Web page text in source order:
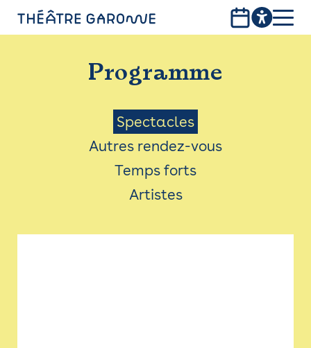
PROGRAMME
INFOS PRATIQUES
AVEC LES PUBLICS
ACCESSIBILITÉ
LES PRODUCTIONS
Programme
Menu
Saison
Spectacles
Autres rendez-vous
Temps forts
Artistes